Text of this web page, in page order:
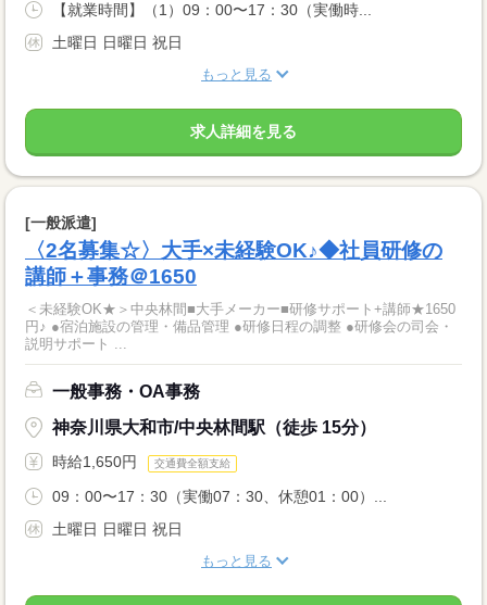
【就業時間】（1）09：00〜17：30（実働時...
土曜日 日曜日 祝日
もっと見る
求人詳細を見る
[一般派遣]
〈2名募集☆〉大手×未経験OK♪◆社員研修の
講師＋事務＠1650
＜未経験OK★＞中央林間■大手メーカー■研修サポート+講師★1650
円♪ ●宿泊施設の管理・備品管理 ●研修日程の調整 ●研修会の司会・
説明サポート ...
一般事務・OA事務
神奈川県大和市/中央林間駅（徒歩 15分）
時給1,650円 交通費全額支給
09：00〜17：30（実働07：30、休憩01：00）...
土曜日 日曜日 祝日
もっと見る